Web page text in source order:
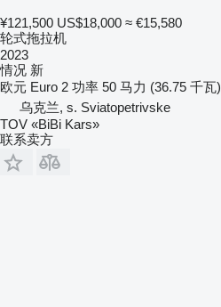
¥121,500 US$18,000 ≈ €15,580
轮式拖拉机
2023
情况 新
欧元 Euro 2 功率 50 马力 (36.75 千瓦)
乌克兰, s. Sviatopetrivske
TOV «BiBi Kars»
联系卖方